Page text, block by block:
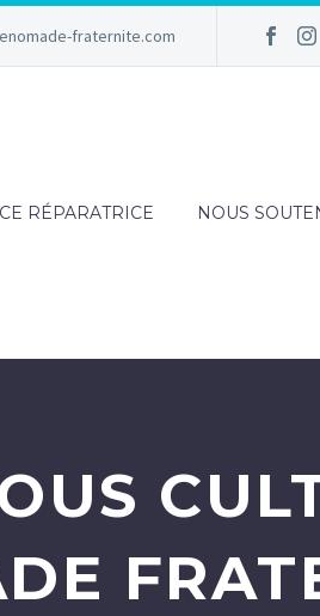
fraternite.com
RÉPARATRICE NOUS